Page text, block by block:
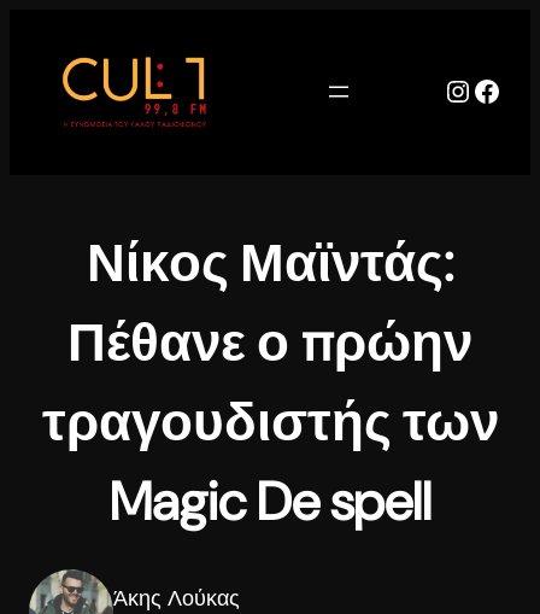
περιεχόμενο
Νίκος Μαϊντάς:
Πέθανε ο πρώην
τραγουδιστής των
Magic De spell
Άκης Λούκας